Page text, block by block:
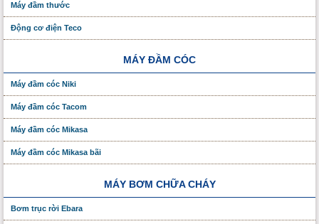
Máy đầm thước
Động cơ điện Teco
MÁY ĐẦM CÓC
Máy đầm cóc Niki
Máy đầm cóc Tacom
Máy đầm cóc Mikasa
Máy đầm cóc Mikasa bãi
MÁY BƠM CHỮA CHÁY
Bơm trục rời Ebara